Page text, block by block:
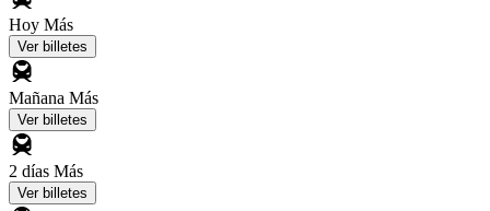
Hoy Más
Ver billetes
Mañana Más
Ver billetes
2 días Más
Ver billetes